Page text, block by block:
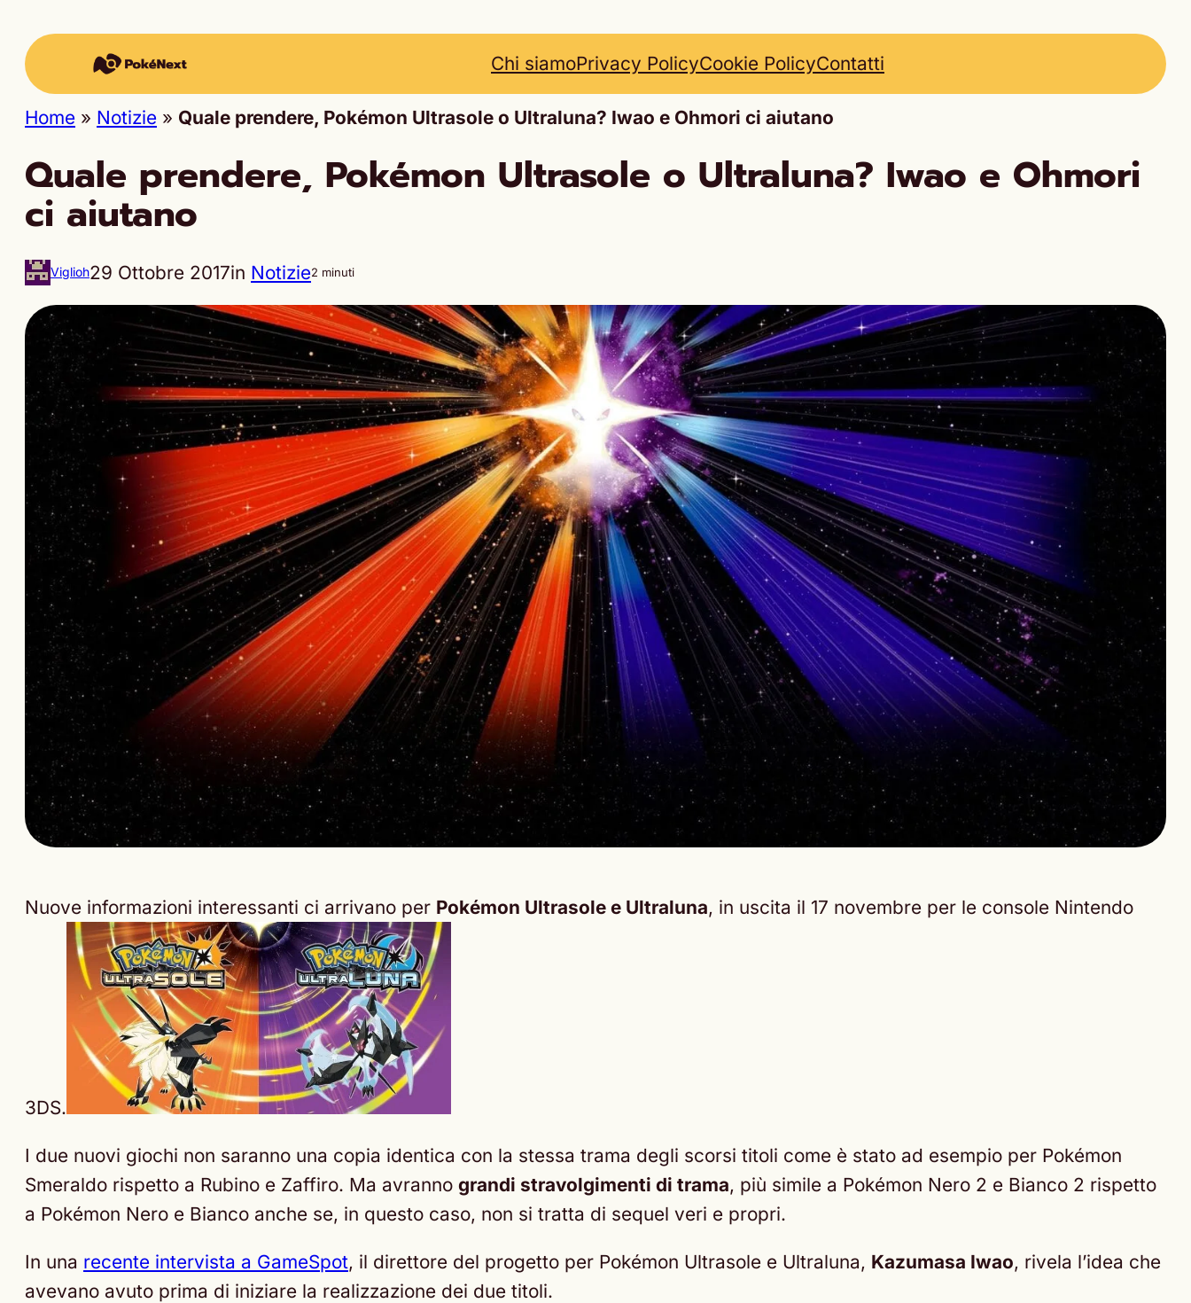
Chi siamoPrivacy PolicyCookie PolicyContatti
Home » Notizie » Quale prendere, Pokémon Ultrasole o Ultraluna? Iwao e Ohmori ci aiutano
Quale prendere, Pokémon Ultrasole o Ultraluna? Iwao e Ohmori
ci aiutano
Viglioh29 Ottobre 2017in Notizie2 minuti
Nuove informazioni interessanti ci arrivano per Pokémon Ultrasole e Ultraluna, in uscita il 17 novembre per le console Nintendo
3DS.
I due nuovi giochi non saranno una copia identica con la stessa trama degli scorsi titoli come è stato ad esempio per Pokémon
Smeraldo rispetto a Rubino e Zaffiro. Ma avranno grandi stravolgimenti di trama, più simile a Pokémon Nero 2 e Bianco 2 rispetto
a Pokémon Nero e Bianco anche se, in questo caso, non si tratta di sequel veri e propri.
In una recente intervista a GameSpot, il direttore del progetto per Pokémon Ultrasole e Ultraluna, Kazumasa Iwao, rivela l’idea che
avevano avuto prima di iniziare la realizzazione dei due titoli.